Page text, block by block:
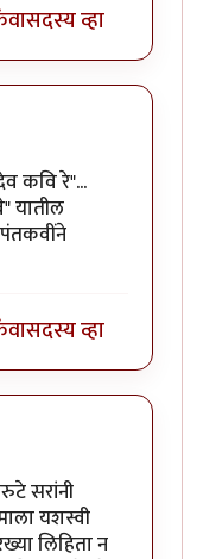
सदस्य व्हा
कवि रे"...
यातील
सदस्य व्हा
सरांनी
यशस्वी
लिहिता न